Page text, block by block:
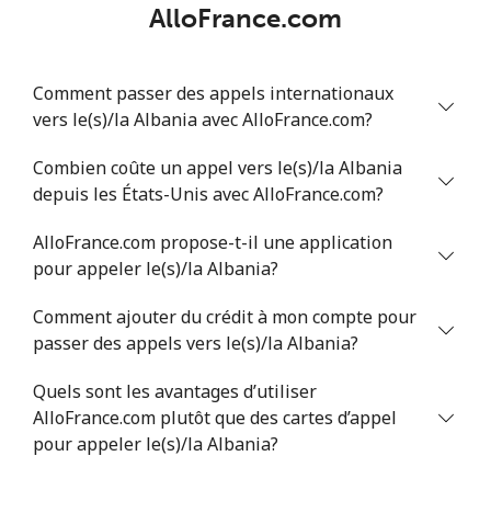
AlloFrance.com
Comment passer des appels internationaux
vers le(s)/la Albania avec AlloFrance.com?
Combien coûte un appel vers le(s)/la Albania
depuis les États-Unis avec AlloFrance.com?
AlloFrance.com propose-t-il une application
pour appeler le(s)/la Albania?
Comment ajouter du crédit à mon compte pour
passer des appels vers le(s)/la Albania?
Quels sont les avantages d’utiliser
AlloFrance.com plutôt que des cartes d’appel
pour appeler le(s)/la Albania?